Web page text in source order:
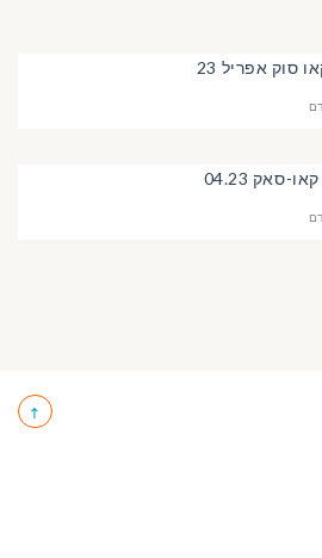
סוק אפריל 23
סאק 04.23